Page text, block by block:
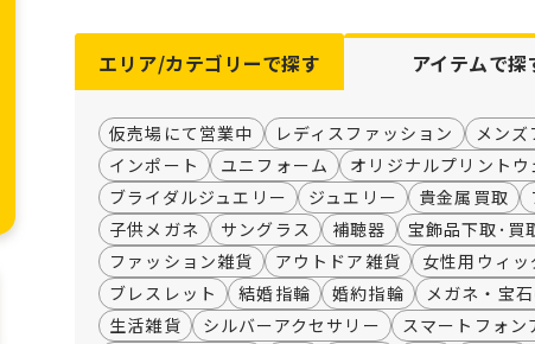
エリア/カテゴリーで探す アイテムで探
仮売場にて営業中 レディスファッション メンズ
インポート
ユニフォーム オリジナルプリントウ
ブライダルジュエリー
ジュエリー 貴金属買取
子供メガネ
サングラス 補聴器 宝飾品下取･買
ファッション雑貨
アウトドア雑貨 女性用ウィッ
ブレスレット
結婚指輪 婚約指輪 メガネ・宝
生活雑貨
シルバーアクセサリー スマートフォン